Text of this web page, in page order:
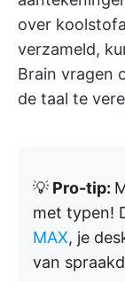
over
verzameld,
Brain vragen
de taal te
💡 Pro-tip:
met typen!
MAX, je
van